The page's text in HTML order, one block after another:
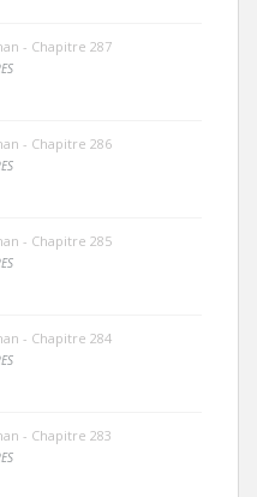
- Chapitre 287
- Chapitre 286
- Chapitre 285
- Chapitre 284
- Chapitre 283